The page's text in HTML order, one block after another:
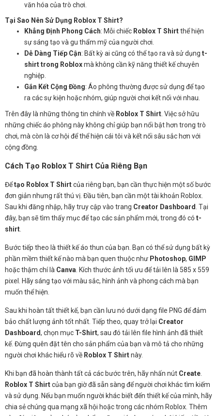
văn hóa của trò chơi.
Tại Sao Nên Sử Dụng Roblox T Shirt?
Khẳng Định Phong Cách: Mỗi chiếc Roblox T Shirtthể hiện
sự sáng tạo và gu thẩm mỹ của người chơi.
Dễ Dàng Tiếp Cận: Bất kỳ ai cũng có thể tạo ra và sử dụng t-
shirt trong Robloxmà không cần kỹ năng thiết kế chuyên
nghiệp.
Gắn Kết Cộng Đồng: Áo phông thường được sử dụng để tạo
ra các sự kiện hoặc nhóm, giúp người chơi kết nối với nhau.
Trên đây là những thông tin chính về Roblox T Shirt . Việc sở hữu
những chiếc áo phông này không chỉ giúp bạn nổi bật hơn trong trò
chơi, mà còn là cơ hội để thể hiện cái tôi và kết nối sâu sắc hơn với
cộng đồng.
Cách Tạo Roblox T Shirt Của Riêng Bạn
Đểtạo Roblox T Shirtcủa riêng bạn, bạn cần thực hiện một số bước
đơn giản nhưng rất thú vị. Đầu tiên, bạn cần một tài khoản Roblox.
Sau khi đăng nhập, hãy truy cập vào trang Creator Dashboard . Tại
đây, bạn sẽ tìm thấy mục để tạo các sản phẩm mới, trong đó có t-
shirt
Bước tiếp theo là thiết kế áo thun của bạn. Bạn có thể sử dụng bất kỳ
phần mềm thiết kế nào mà bạn quen thuộc như Photoshop, GIMP
hoặc thậm chí là Canva . Kích thước ảnh tối ưu để tải lên là 585 x 559
pixel. Hãy sáng tạo với màu sắc, hình ảnh và phong cách mà bạn
muốn thể hiện.
Sau khi hoàn tất thiết kế, bạn cần lưu nó dưới dạng file PNG để đảm
bảo chất lượng ảnh tốt nhất. Tiếp theo, quay trở lại Creator
Dashboard, chọn mục T-Shirt, sau đó tải lên file hình ảnh đã thiết
kế. Đừng quên đặt tên cho sản phẩm của bạn và mô tả cho những
người chơi khác hiểu rõ về Roblox T Shirtnày.
Khi bạn đã hoàn thành tất cả các bước trên, hãy nhấn nút Create
Roblox T Shirtcủa bạn giờ đã sẵn sàng để người chơi khác tìm kiếm
và sử dụng. Nếu bạn muốn người khác biết đến thiết kế của mình, hãy
chia sẻ chúng qua mạng xã hội hoặc trong các nhóm Roblox. Thêm